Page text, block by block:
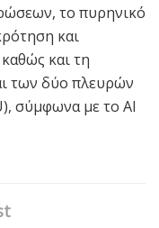
το πυρηνικό
και
και τη
των δύο πλευρών
σύμφωνα με το Al